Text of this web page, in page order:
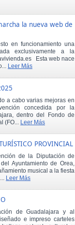
la nueva web de
en funcionamiento una
exclusivamente a la
Esta web nace
Leer Más
a cabo varias mejoras en
concedida por la
dentro del Fondo de
(FO... Leer Más
PROVINCIAL
de la Diputación de
Ayuntamiento de Orea,
musical a la fiesta
Leer Más
de Guadalajara y al
e impreso carteles